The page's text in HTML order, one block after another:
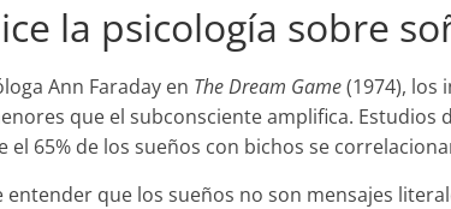
la psicología sobre
Ann Faraday en The Dream Game(1974), los
que el subconsciente amplifica. Estudios
el 65% de los sueños con bichos se
entender que los sueños no son mensajes